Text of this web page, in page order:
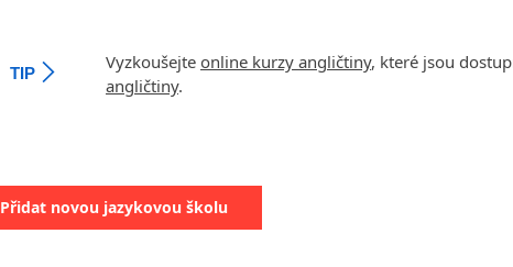
TIP
Vyzkoušejte online kurzy angličtiny, které jsou
angličtiny.
Přidat novou jazykovou školu